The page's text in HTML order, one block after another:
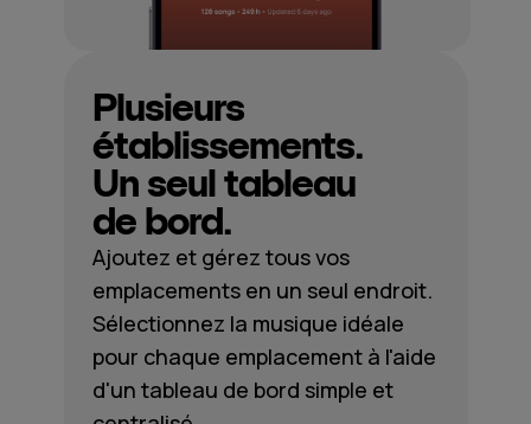
Plusieurs
établissements.
Un seul tableau
de bord.
Ajoutez et gérez tous vos
emplacements en un seul endroit.
Sélectionnez la musique idéale
pour chaque emplacement à l'aide
d'un tableau de bord simple et